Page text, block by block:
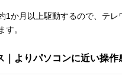
1か月以上駆動するので、テレ
す。
｜よりパソコンに近い操作